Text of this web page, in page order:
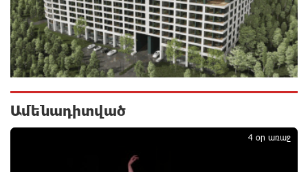
30-ը
5 ժամ առաջ
Որոնվում է նախաձեռնված քրեական վարույթի
շրջանակներում
5 ժամ առաջ
Փաշինյանն ու Թրամփը հեռախոսազրույց են
Ամենադիտված
4 օր առաջ